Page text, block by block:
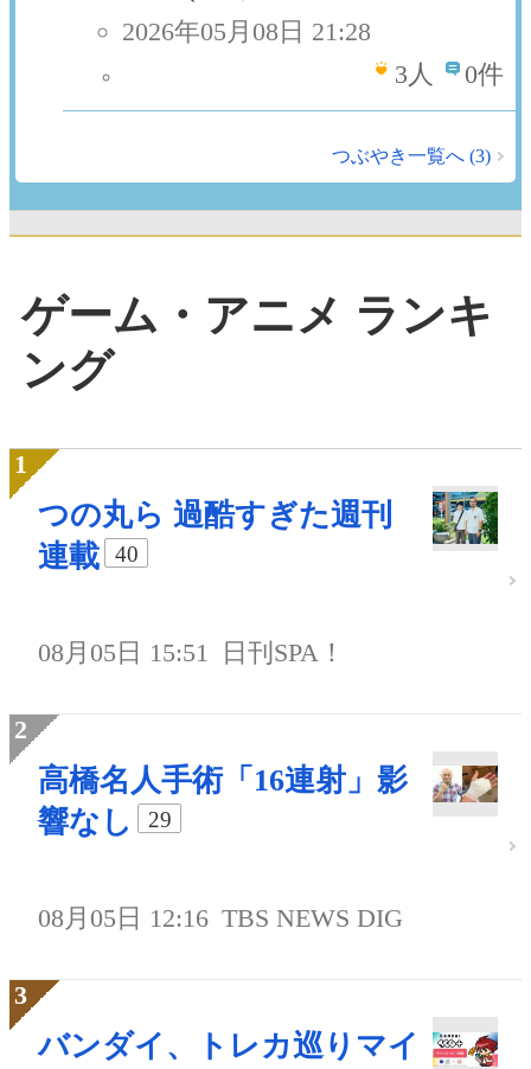
2026年05月08日 21:28
3人 0件
つぶやき一覧へ (3)
ゲーム・アニメ ランキ
ング
つの丸ら 過酷すぎた週刊
連載
40
08月05日 15:51 日刊SPA！
高橋名人手術「16連射」影
響なし
29
08月05日 12:16 TBS NEWS DIG
バンダイ、トレカ巡りマイ